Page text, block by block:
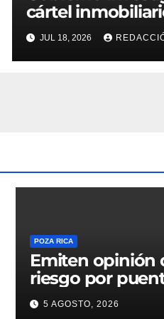
cártel
JUL 18, 2026
POZA RICA
Emiten opinión
riesgo por
colapsado en la
5 AGOSTO, 2026